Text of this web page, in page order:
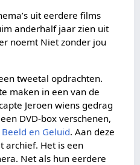
uit eerdere films
anderhalf jaar zien uit
noemt Niet zonder jou
tweetal opdrachten.
maken in een van de
Jeroen wiens gedrag
DVD-box verschenen,
Beeld en Geluid. Aan deze
archief. Het is een
Net als hun eerdere